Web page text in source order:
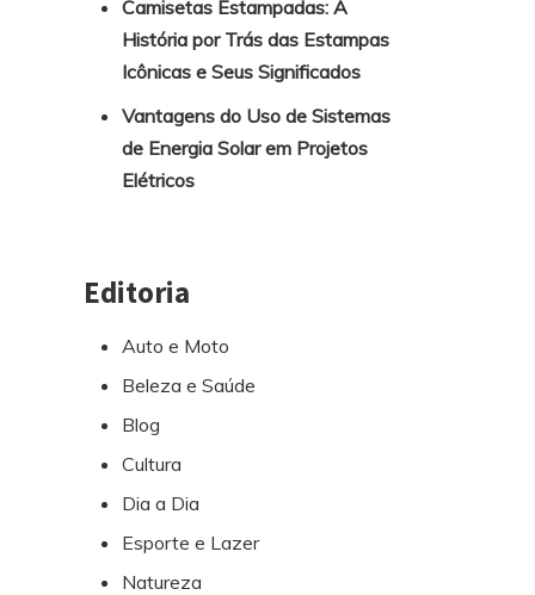
Camisetas Estampadas: A
História por Trás das Estampas
Icônicas e Seus Significados
Vantagens do Uso de Sistemas
de Energia Solar em Projetos
Elétricos
Editoria
Auto e Moto
Beleza e Saúde
Blog
Cultura
Dia a Dia
Esporte e Lazer
Natureza